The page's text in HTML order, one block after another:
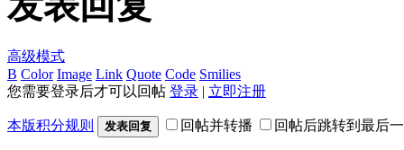
高级模式
B Color Image Link Quote Code Smilies
您需要登录后才可以回帖 登录 | 立即注册
本版积分规则 发表回复 回帖并转播 回帖后跳转到最后